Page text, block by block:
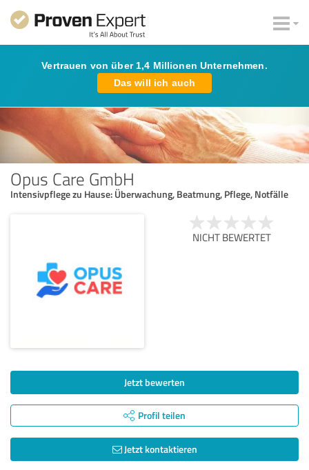
Vertrauen von über 1,4 Millionen Unternehmen.
Das will ich auch
Opus Care GmbH
Intensivpflege zu Hause: Überwachung, Beatmung, Pflege, Notfälle
NICHT BEWERTET
Jetzt bewerten
Profil teilen
Jetzt kontaktieren